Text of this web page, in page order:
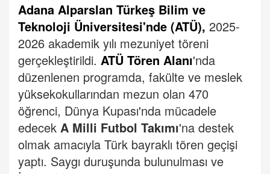
Adana Alparslan Türkeş Bilim ve
Teknoloji Üniversitesi'nde (ATÜ), 2025-
2026 akademik yılı mezuniyet töreni
gerçekleştirildi. ATÜ Tören Alanı'nda
düzenlenen programda, fakülte ve meslek
yüksekokullarından mezun olan 470
öğrenci, Dünya Kupası'nda mücadele
edecek A Milli Futbol Takımı'na destek
olmak amacıyla Türk bayraklı tören geçişi
yaptı. Saygı duruşunda bulunulması ve